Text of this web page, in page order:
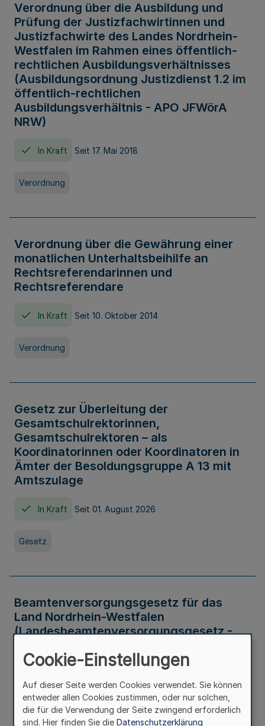
Verordnung über die Ausbildung und
Prüfung der Justizfachwirtinnen und
Justizfachwirte des Landes Nordrhein-
Westfalen im Rahmen eines öffentlich-
rechtlichen Ausbildungsverhältnisses
(Ausbildungsordnung Justizdienst 1.2 im
öffentlich-rechtlichen
Ausbildungsverhältnis - APO JFWörA
NRW)
In Kraft Seit 17. Mai 2018
Verordnung
Verordnung über die Gewährung einer
monatlichen Unterhaltsbeihilfe an
Rechtsreferendarinnen und
Rechtsreferendare
In Kraft Seit 10. Oktober 2014
Verordnung
Gesetz zur Überleitung der
Gesamtschulrektorinnen,
Gesamtschulrektoren – als
Koordinatorinnen oder Koordinatoren in
Ämter der Besoldungsgruppe A 13 mit
Amtszulage
In Kraft Seit 01. August 2026
Gesetz
Beamtenversorgungsgesetz für das
Land Nordrhein-Westfalen
(Landesbeamtenversorgungsgesetz -
Gesetz
Cookie-Einstellungen
Auf dieser Seite werden Cookies verwendet. Sie können
entweder allen Cookies zustimmen, oder nur solchen,
die für die Verwendung der Seite zwingend erforderlich
sind. Hier finden Sie die Datenschutzerklärung